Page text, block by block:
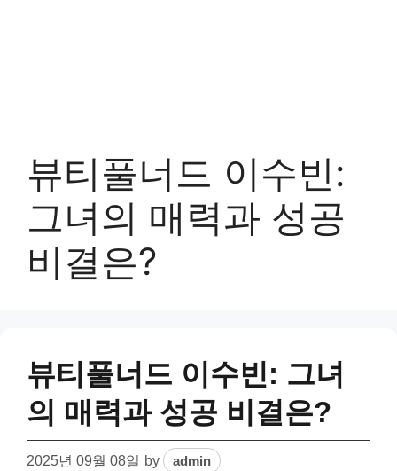
뷰티풀너드 이수빈:
그녀의 매력과 성공
비결은?
뷰티풀너드 이수빈: 그녀
의 매력과 성공 비결은?
2025년 09월 08일 by admin